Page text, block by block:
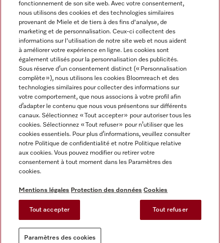
Mentions légales
CGV
Protection des données
Conditions d'utilisation
Reglement sur les services numeriques
Paramètres des cookies
Miele sur Instagram
Miele sur Facebook
Miele sur Youtube
fonctionnement de son site web. Avec votre consentement,
nous utilisons des cookies et des technologies similaires
provenant de Miele et de tiers à des fins d'analyse, de
marketing et de personnalisation. Ceux-ci collectent des
informations sur l'utilisation de notre site web et nous aident
à améliorer votre expérience en ligne. Les cookies sont
également utilisés pour la personnalisation des publicités.
Sous réserve d’un consentement distinct (« Personnalisation
complète »), nous utilisons les cookies Bloomreach et des
technologies similaires pour collecter des informations sur
votre comportement, que nous associons à votre profil afin
d’adapter le contenu que nous vous présentons sur différents
canaux. Sélectionnez « Tout accepter » pour autoriser tous les
cookies. Sélectionnez « Tout refuser » pour n’utiliser que les
cookies essentiels. Pour plus d’informations, veuillez consulter
notre Politique de confidentialité et notre Politique relative
aux cookies. Vous pouvez modifier ou retirer votre
consentement à tout moment dans les Paramètres des
cookies.
Mentions légales Protection des données Cookies
Tout accepter Tout refuser
Paramètres des cookies